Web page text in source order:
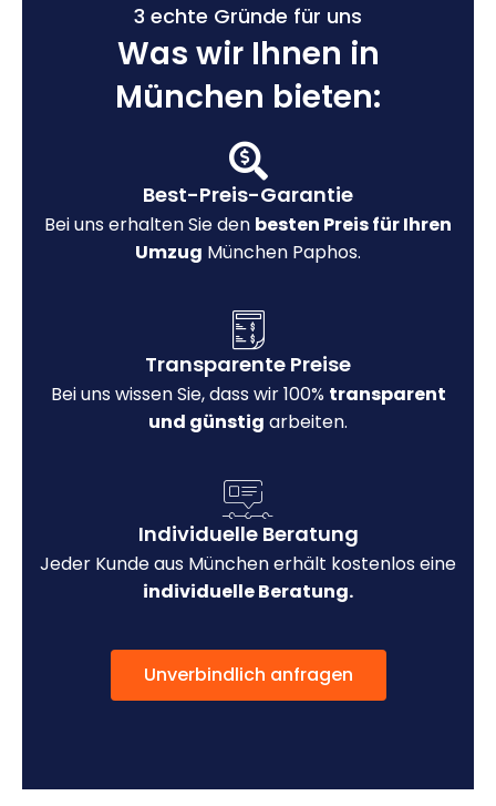
3 echte Gründe für uns
Was wir Ihnen in
München bieten:
Best-Preis-Garantie
Bei uns erhalten Sie den besten Preis für Ihren
Umzug München Paphos.
Transparente Preise
Bei uns wissen Sie, dass wir 100% transparent
und günstig arbeiten.
Individuelle Beratung
Jeder Kunde aus München erhält kostenlos eine
individuelle Beratung.
Unverbindlich anfragen